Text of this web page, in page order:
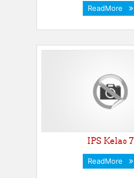
ReadMore
IPS Kelas 7
ReadMore